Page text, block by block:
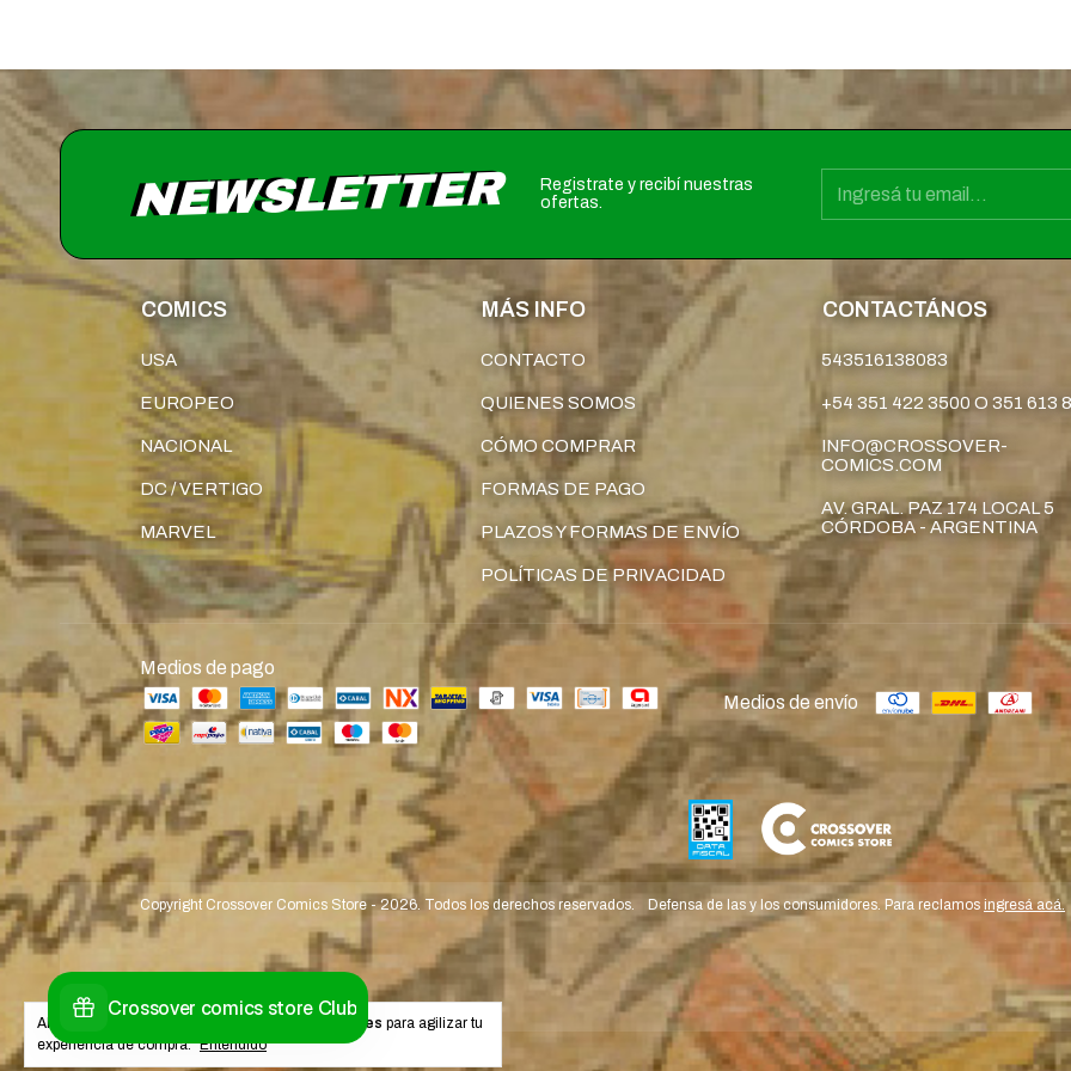
Al navegar por este sitio aceptás el uso de cookies para agilizar tu
experiencia de compra. Entendido
NEWSLETTER
Registrate y recibí nuestras
ofertas.
COMICS
USA
EUROPEO
NACIONAL
DC / VERTIGO
MARVEL
MÁS INFO
CONTACTO
QUIENES SOMOS
CÓMO COMPRAR
FORMAS DE PAGO
PLAZOS Y FORMAS DE ENVÍO
POLÍTICAS DE PRIVACIDAD
CONTACTÁNOS
543516138083
+54 351 422 3500 O 351 613
INFO@CROSSOVER-
COMICS.COM
AV. GRAL. PAZ 174 LOCAL 5
CÓRDOBA - ARGENTINA
Medios de pago
Medios de envío
Copyright Crossover Comics Store - 2026. Todos los derechos reservados. Defensa de las y los consumidores. Para reclamos ingresá acá.